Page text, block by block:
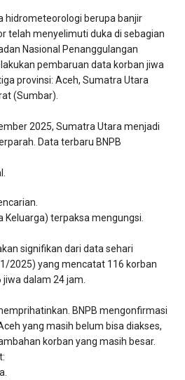
hidrometeorologi berupa banjir
telah menyelimuti duka di sebagian
Nasional Penanggulangan
pembaruan data korban jiwa
provinsi: Aceh, Sumatra Utara
(Sumbar).
2025, Sumatra Utara menjadi
Data terbaru BNPB
Keluarga) terpaksa mengungsi.
signifikan dari data sehari
2025) yang mencatat 116 korban
dalam 24 jam.
BNPB mengonfirmasi
yang masih belum bisa diakses,
korban yang masih besar.